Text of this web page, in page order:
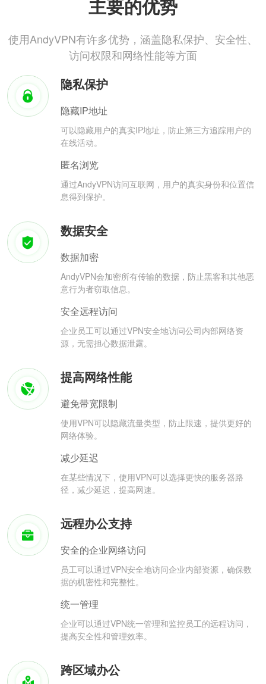
主要的优势
使用AndyVPN有许多优势，涵盖隐私保护、安全性、
访问权限和网络性能等方面
隐私保护
隐藏IP地址
可以隐藏用户的真实IP地址，防止第三方追踪用户的
在线活动。
匿名浏览
通过AndyVPN访问互联网，用户的真实身份和位置信
息得到保护。
数据安全
数据加密
AndyVPN会加密所有传输的数据，防止黑客和其他恶
意行为者窃取信息。
安全远程访问
企业员工可以通过VPN安全地访问公司内部网络资
源，无需担心数据泄露。
提高网络性能
避免带宽限制
使用VPN可以隐藏流量类型，防止限速，提供更好的
网络体验。
减少延迟
在某些情况下，使用VPN可以选择更快的服务器路
径，减少延迟，提高网速。
远程办公支持
安全的企业网络访问
员工可以通过VPN安全地访问企业内部资源，确保数
据的机密性和完整性。
统一管理
企业可以通过VPN统一管理和监控员工的远程访问，
提高安全性和管理效率。
跨区域办公